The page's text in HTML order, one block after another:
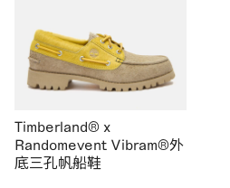
Timberland® x
Randomevent Vibram®外
底三孔帆船鞋